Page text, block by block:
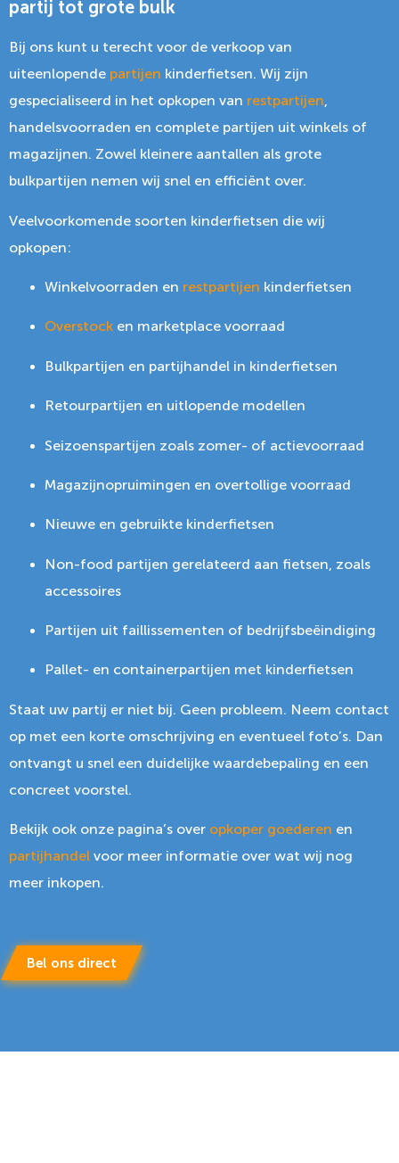
partij tot grote bulk
Bij ons kunt u terecht voor de verkoop van
uiteenlopende partijen kinderfietsen. Wij zijn
gespecialiseerd in het opkopen van restpartijen
handelsvoorraden en complete partijen uit winkels of
magazijnen. Zowel kleinere aantallen als grote
bulkpartijen nemen wij snel en efficiënt over.
Veelvoorkomende soorten kinderfietsen die wij
opkopen:
Winkelvoorraden en restpartijen kinderfietsen
Overstock en marketplace voorraad
Bulkpartijen en partijhandel in kinderfietsen
Retourpartijen en uitlopende modellen
Seizoenspartijen zoals zomer- of actievoorraad
Magazijnopruimingen en overtollige voorraad
Nieuwe en gebruikte kinderfietsen
Non-food partijen gerelateerd aan fietsen, zoals
accessoires
Partijen uit faillissementen of bedrijfsbeëindiging
Pallet- en containerpartijen met kinderfietsen
Staat uw partij er niet bij. Geen probleem. Neem contact
op met een korte omschrijving en eventueel foto’s. Dan
ontvangt u snel een duidelijke waardebepaling en een
concreet voorstel.
Bekijk ook onze pagina’s over opkoper goederen en
partijhandel voor meer informatie over wat wij nog
meer inkopen.
Bel ons direct